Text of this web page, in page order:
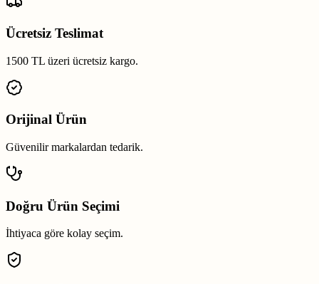
Ücretsiz Teslimat
1500 TL üzeri ücretsiz kargo.
Orijinal Ürün
Güvenilir markalardan tedarik.
Doğru Ürün Seçimi
İhtiyaca göre kolay seçim.